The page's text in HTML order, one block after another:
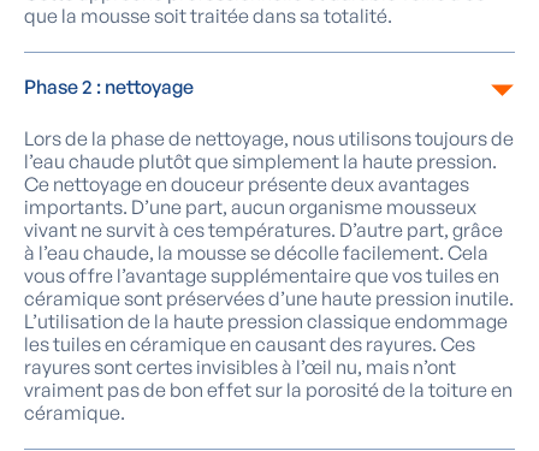
que la mousse soit traitée dans sa totalité.
Phase 2 : nettoyage
Lors de la phase de nettoyage, nous utilisons toujours de
l’eau chaude plutôt que simplement la haute pression.
Ce nettoyage en douceur présente deux avantages
importants. D’une part, aucun organisme mousseux
vivant ne survit à ces températures. D’autre part, grâce
à l’eau chaude, la mousse se décolle facilement. Cela
vous offre l’avantage supplémentaire que vos tuiles en
céramique sont préservées d’une haute pression inutile.
L’utilisation de la haute pression classique endommage
les tuiles en céramique en causant des rayures. Ces
rayures sont certes invisibles à l’œil nu, mais n’ont
vraiment pas de bon effet sur la porosité de la toiture en
céramique.